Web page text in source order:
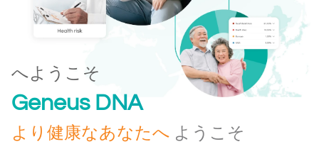
へようこそ
Geneus DNA
より健康なあなたへ ようこそ